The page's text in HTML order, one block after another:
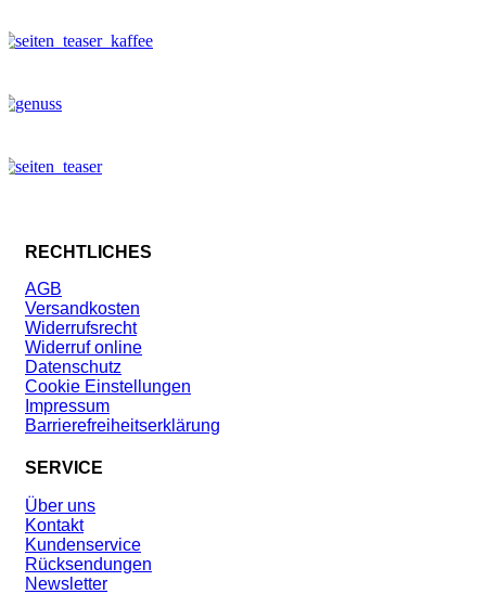
RECHTLICHES
AGB
Versandkosten
Widerrufsrecht
Widerruf online
Datenschutz
Cookie Einstellungen
Impressum
Barrierefreiheitserklärung
SERVICE
Über uns
Kontakt
Kundenservice
Rücksendungen
Newsletter